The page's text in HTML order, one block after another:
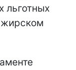
льготных